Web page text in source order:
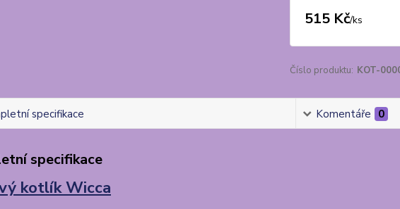
515 Kč/ks
Číslo produktu: KOT-
specifikace Komentáře 0
specifikace
kotlík Wicca